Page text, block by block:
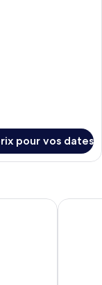
pour vos dates